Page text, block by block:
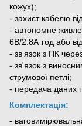
кожух);
- захист кабелю
- автономне
6В/2.8А·год або
- зв'язок з ПК
- зв'язок з
струмової петлі;
- передача даних
Комплектація:
-